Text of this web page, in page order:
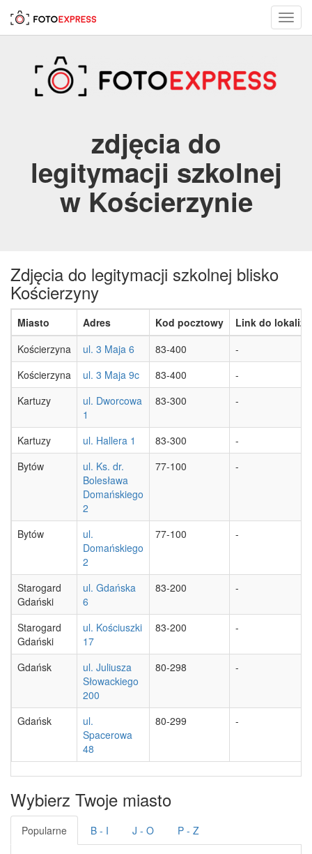
zdjęcia do
legitymacji szkolnej
w Kościerzynie
Zdjęcia do legitymacji szkolnej blisko
Kościerzyny
Miasto Adres Kod pocztowy
Link do
Kościerzyna
ul. 3 Maja 6 83-400
-
Kościerzyna
ul. 3 Maja 9c 83-400
-
Kartuzy
ul. Dworcowa
1
83-300 -
Kartuzy ul. Hallera 1 83-300
-
Bytów
ul. Ks. dr.
Bolesława
Domańskiego
2
77-100 -
Bytów
ul.
Domańskiego
2
77-100 -
Starogard
Gdański
ul. Gdańska
6
83-200 -
Starogard
Gdański
ul. Kościuszki
17
83-200 -
Gdańsk
ul. Juliusza
Słowackiego
200
80-298 -
Gdańsk
ul.
Spacerowa
48
80-299 -
Wybierz Twoje miasto
Popularne B - I J - O P - Z